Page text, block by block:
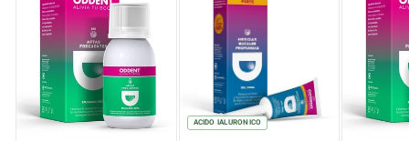
ACIDO IALURONICO